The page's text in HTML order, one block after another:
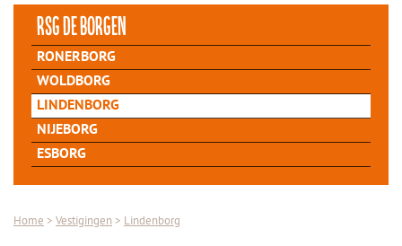
rsg de Borgen
RONERBORG
WOLDBORG
LINDENBORG
NIJEBORG
ESBORG
Home > Vestigingen > Lindenborg